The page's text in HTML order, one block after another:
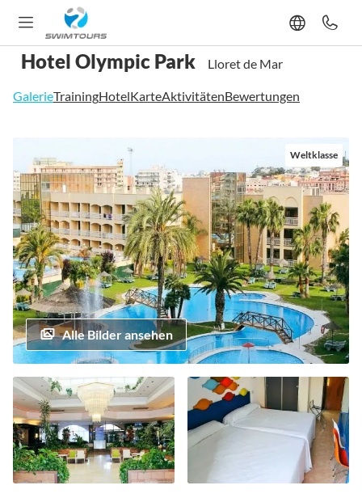
Hotel Olympic Park Lloret de Mar
GalerieTrainingHotelKarteAktivitätenBewertungen
der
Bildgalerie
springen
Weltklasse
Alle Bilder ansehen